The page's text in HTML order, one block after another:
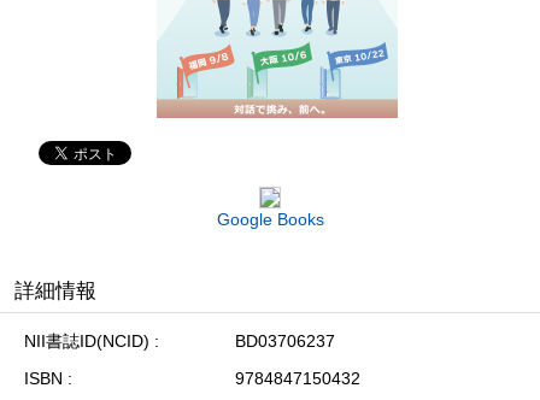
Google Books
詳細情報
NII書誌ID(NCID)
BD03706237
ISBN
9784847150432